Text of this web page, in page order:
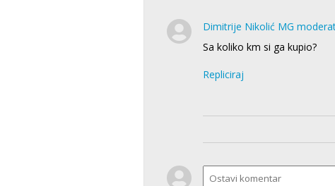
Dimitrije Nikolić MG
Sa koliko km si ga kupio?
Repliciraj